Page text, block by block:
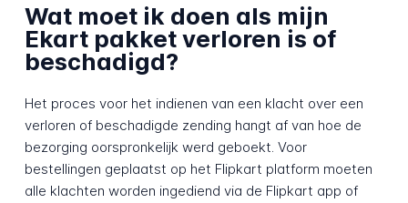
Wat moet ik doen als mijn
Ekart pakket verloren is of
beschadigd?
Het proces voor het indienen van een klacht over een
verloren of beschadigde zending hangt af van hoe de
bezorging oorspronkelijk werd geboekt. Voor
bestellingen geplaatst op het Flipkart platform moeten
alle klachten worden ingediend via de Flipkart app of